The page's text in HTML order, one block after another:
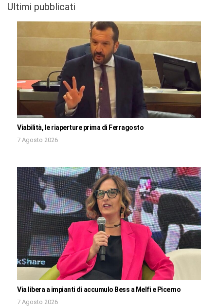
Ultimi pubblicati
Viabilità, le riaperture prima di Ferragosto
7 Agosto 2026
Via libera a impianti di accumulo Bess a Melfi e Picerno
7 Agosto 2026